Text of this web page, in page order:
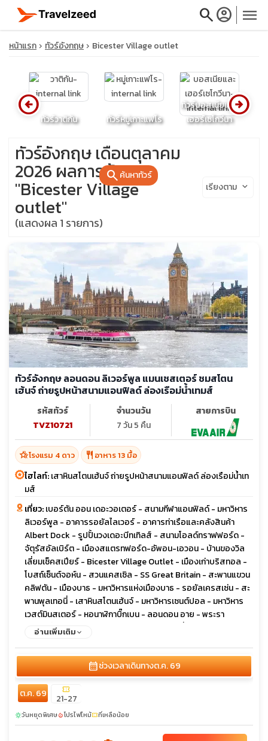
searchaccount_circle menu
close
travel_explore
calendar_month
หน้าแรก ทัวร์อังกฤษ Bicester Village outlet
ทัวร์วาติกัน ทัวร์หมู่เกาะแฟโร
ทัวร์บอสเนียและ
เฮอร์เซโกวีนา
arrow_circle_left arrow_circle_right
searchค้นหาทัวร์
ทัวร์อังกฤษ เดือนตุลาคม
2026 ผลการค้นหา:
"Bicester Village
outlet"
(แสดงผล 1 รายการ)
เรียงตาม keyboard_arrow_down
ทัวร์อังกฤษ ลอนดอน ลิเวอร์พูล แมนเชสเตอร์ ชมสโตน
เฮ้นจ์ ถ่ายรูปหน้าสนามแอนฟิลด์ ล่องเรือม่น้ำเทมส์
รหัสทัวร์
TVZ10721
จำนวนวัน
7 วัน 5 คืน
สายการบิน
hotel_classโรงแรม 4 ดาว restaurant อาหาร 13 มื้อ
ไฮไลท์:เสาหินสโตนเฮ้นจ์ ถ่ายรูปหน้าสนามแอนฟิลด์ ล่องเรือม่น้ำเท
มส์
เที่ยว:เบอร์ตัน ออน เดอะวอเตอร์ - สนามกีฬาแอนฟิลด์ - มหาวิหาร
ลิเวอร์พูล - อาคารรอยัลไลเวอร์ - อาคารท่าเรือและคลังสินค้า
Albert Dock - รูปปั้นวงเดอะบีทเทิลส์ - สนามโอลด์ทราฟฟอร์ด -
จัตุรัสอัลเบิร์ต - เมืองสแตรทฟอร์ด-อัพอน-เอวอน - บ้านของวิล
เลี่ยมเช็คสเปียร์ - Bicester Village Outlet - เมืองเก่าบริสทอล -
โบสถ์เซ็นต์จอห์น - สวนแคสเซิล - SS Great Britain - สะพานแขวน
คลิฟตัน - เมืองบาธ - มหาวิหารแห่งเมืองบาธ - รอยัลเครสเซ่น - สะ
พานพุลเทอนี่ - เสาหินสโตนเฮ้นจ์ - มหาวิหารเซนต์ปอล - มหาวิหาร
เวสต์มินสเตอร์ - หอนาฬิกาบิ๊กเบน - ลอนดอน อาย - พระรา
ชวังบัคกิ้งแฮม - จัตุรัสทราฟัลก้าร์ - พิคคาดิลลี่เซอร์คัส - ไชน่า
ดาวหลวงกรีนิช - พิพิธภัณฑ์อังกฤษ - ถนนอ๊อกซ์ฟอร์ด
อ่านเพิ่มเติม
calendar_monthช่วงเวลาเดินทางต.ค. 69
ต.ค. 69 confirmation_number
21-27
sunnyวันหยุดพิเศษlocal_fire_departmentโปรไฟไหม้confirmation_numberที่เหลือน้อย